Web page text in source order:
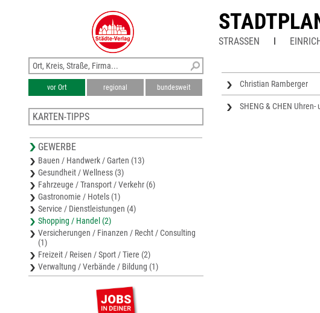
STRASSEN
Christian Ramberger
SHENG & CHEN
vor Ort regional bundesweit
KARTEN-TIPPS
Stadtplan Baden
Stadtplan Berndorf
Bezirkskarte Mödling
Stadtplan Mödling
GEWERBE
Bauen / Handwerk / Garten (13)
Gesundheit / Wellness (3)
Fahrzeuge / Transport / Verkehr (6)
Gastronomie / Hotels (1)
Service / Dienstleistungen (4)
Shopping / Handel (2)
Versicherungen / Finanzen / Recht / Consulting
(1)
Freizeit / Reisen / Sport / Tiere (2)
Verwaltung / Verbände / Bildung (1)